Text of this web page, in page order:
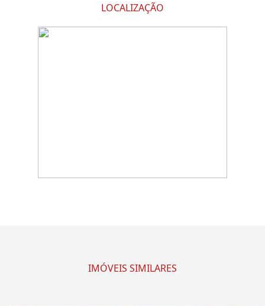
LOCALIZAÇÃO
IMÓVEIS SIMILARES